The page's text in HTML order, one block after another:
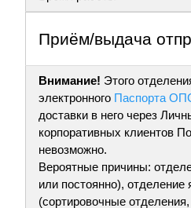
Приём/выдача
Внимание! Этого
электронного Паспорта
доставки в него через
корпоративных клиентов
невозможно.
Вероятные причины:
или постоянно), отделение
(сортировочные